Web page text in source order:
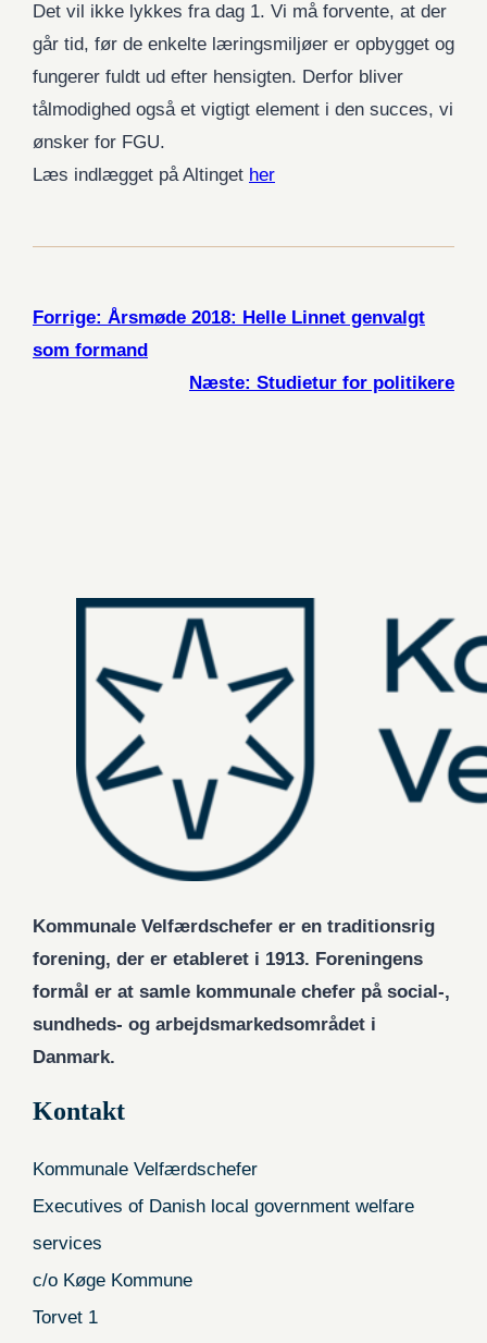
Det vil ikke lykkes fra dag 1. Vi må forvente, at der
går tid, før de enkelte læringsmiljøer er opbygget og
fungerer fuldt ud efter hensigten. Derfor bliver
tålmodighed også et vigtigt element i den succes, vi
ønsker for FGU.
Læs indlægget på Altinget her
Forrige: Årsmøde 2018: Helle Linnet genvalgt
som formand
Næste: Studietur for politikere
Kommunale Velfærdschefer er en traditionsrig
forening, der er etableret i 1913. Foreningens
formål er at samle kommunale chefer på social-,
sundheds- og arbejdsmarkedsområdet i
Danmark.
Kontakt
Kommunale Velfærdschefer
Executives of Danish local government welfare
services
c/o Køge Kommune
Torvet 1